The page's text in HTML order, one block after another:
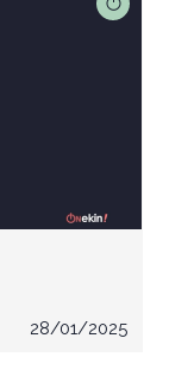
28/01/2025